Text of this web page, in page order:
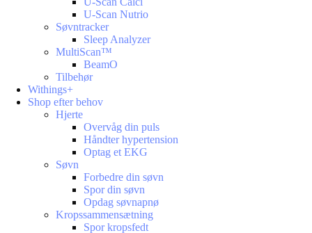
U-Scan Nutrio
Søvntracker
Sleep Analyzer
MultiScan™
BeamO
Tilbehør
Withings+
Shop efter behov
Hjerte
Overvåg din puls
Håndter hypertension
Optag et EKG
Søvn
Forbedre din søvn
Spor din søvn
Opdag søvnapnø
Kropssammensætning
Spor kropsfedt